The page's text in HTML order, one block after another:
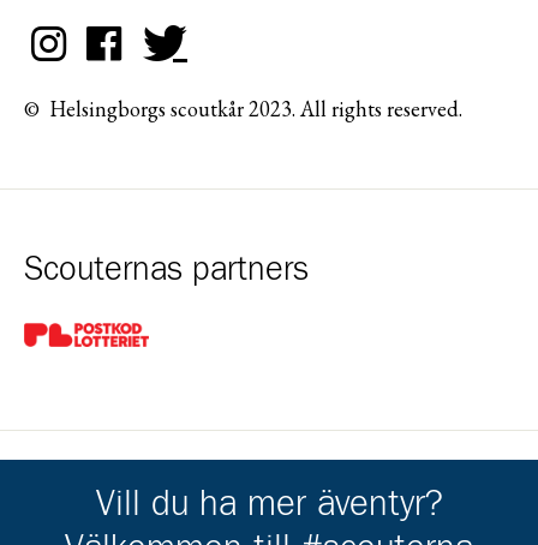
© Helsingborgs scoutkår 2023. All rights reserved.
Scouternas partners
Gå till pl_50
Kårens partners
Vill du ha mer äventyr?